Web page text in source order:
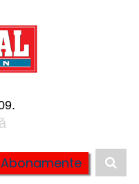
Abonamente